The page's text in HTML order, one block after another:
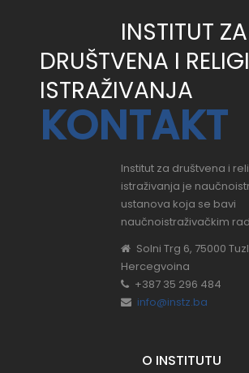
INSTITUT ZA
DRUŠTVENA I
ISTRAŽIVANJA
KONTAKT
Institut za društvena i
istraživanja je
ustanova koja se bavi
naučnoistraživačkim
Solni Trg 6, 75000
Hercegvoina
+387 35 296 484
info@instz.ba
O INSTITUTU